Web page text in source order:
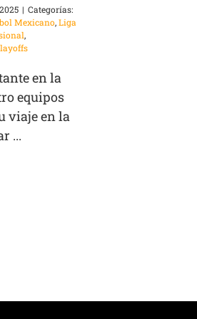
| Categorías:
Mexicano,Liga
,
en la
equipos
viaje en la
...